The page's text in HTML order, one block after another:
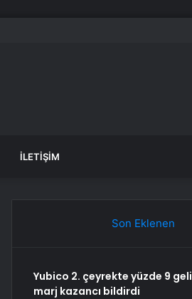
İLETIŞIM
Son Eklenen
Yubico 2. çeyrekte yüzde 9
marj kazancı bildirdi